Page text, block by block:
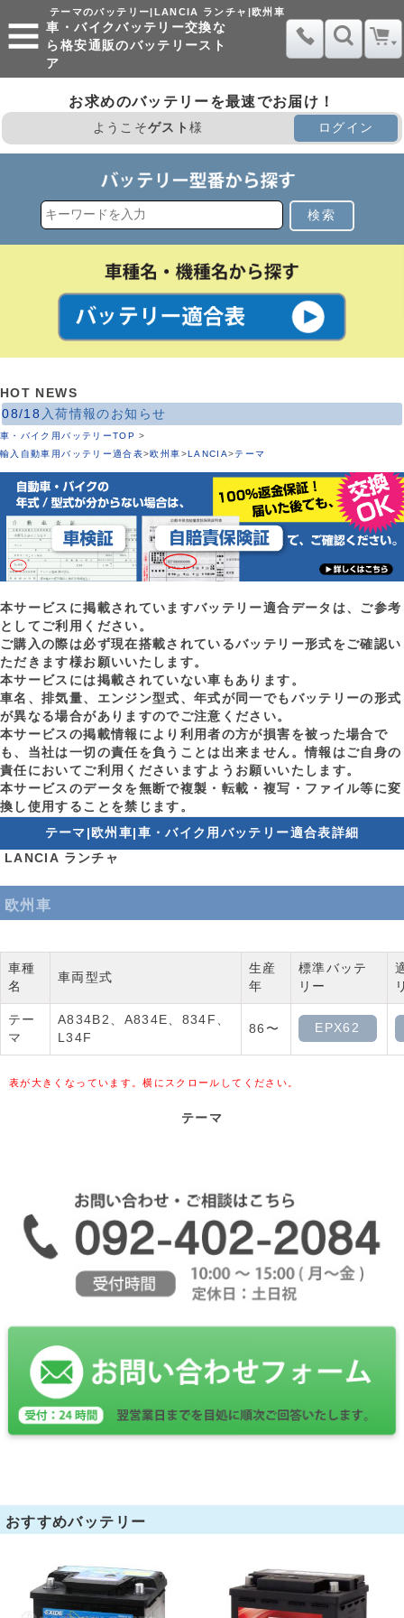
テーマのバッテリー|LANCIA ランチャ|欧州車
車・バイクバッテリー交換な
ら格安通販のバッテリースト
ア
お求めのバッテリーを最速でお届け！
ようこそゲスト様 ログイン
検索
HOT NEWS
08/18 入荷情報のお知らせ
車・バイク用バッテリーTOP >
輸入自動車用バッテリー適合表>欧州車>LANCIA>テーマ
本サービスに掲載されていますバッテリー適合データは、ご参考
としてご利用ください。
ご購入の際は必ず現在搭載されているバッテリー形式をご確認い
ただきます様お願いいたします。
本サービスには掲載されていない車もあります。
車名、排気量、エンジン型式、年式が同一でもバッテリーの形式
が異なる場合がありますのでご注意ください。
本サービスの掲載情報により利用者の方が損害を被った場合で
も、当社は一切の責任を負うことは出来ません。情報はご自身の
責任においてご利用くださいますようお願いいたします。
本サービスのデータを無断で複製・転載・複写・ファイル等に変
換し使用することを禁じます。
テーマ|欧州車|車・バイク用バッテリー適合表詳細
LANCIA ランチャ
欧州車
車種
名
車両型式
生産
年
標準バッテ
リー
テー
マ
A834B2、A834E、834F、
L34F
86〜 EPX62
表が大きくなっています。横にスクロールしてください。
テーマ
おすすめバッテリー